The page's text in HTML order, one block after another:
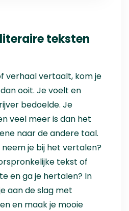
teksten
verhaal vertaalt, kom je
ooit. Je voelt en
bedoelde. Je
veel meer is dan het
naar de andere taal.
je bij het vertalen?
tekst of
en ga je hertalen? In
aan de slag met
en maak je mooie